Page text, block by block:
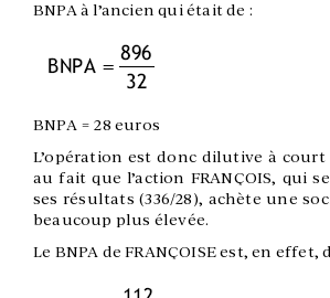
BNPA à l’ancien qui était de :
BNPA = 28 euros
L’opération est donc dilutive à
au fait que l’action FRANÇOIS, qui
ses résultats (336/28), achète une
beaucoup plus élevée.
Le BNPA de FRANÇOISE est, en effet,